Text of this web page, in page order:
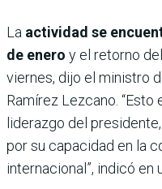
La actividad se
de enero y el retorno
viernes, dijo el ministro
Ramírez Lezcano.
liderazgo del
por su capacidad en la
internacional”, indicó en